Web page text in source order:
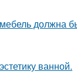
должна
ванной.